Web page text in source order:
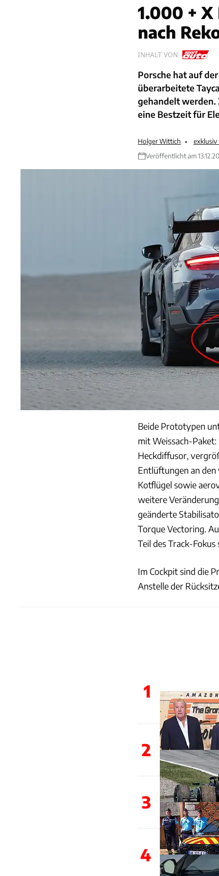
1.000 +
nach
INHALT VON
Porsche hat auf
überarbeitete
gehandelt
eine Bestzeit für
Holger Wittich
Veröffentlicht am
Beide Prototypen
mit Weissach-
Heckdiffusor,
Entlüftungen an
Kotflügel sowie
weitere
geänderte
Torque Vectoring.
Teil des Track-Fokus
Im Cockpit sind die
Anstelle der
1
2
3
4